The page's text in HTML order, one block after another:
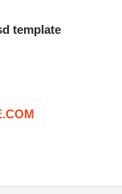
template